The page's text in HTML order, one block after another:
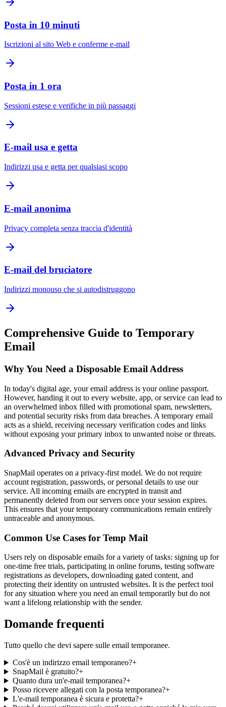
Posta in 10 minuti
Iscrizioni al sito Web e conferme e-mail
Posta in 1 ora
Sessioni estese e verifiche in più passaggi
E-mail usa e getta
Indirizzi usa e getta per qualsiasi scopo
E-mail anonima
Privacy completa senza traccia d'identità
E-mail del bruciatore
Indirizzi monouso che si autodistruggono
Comprehensive Guide to Temporary
Email
Why You Need a Disposable Email Address
In today's digital age, your email address is your online passport.
However, handing it out to every website, app, or service can lead to
an overwhelmed inbox filled with promotional spam, newsletters,
and potential security risks from data breaches. A temporary email
acts as a shield, receiving necessary verification codes and links
without exposing your primary inbox to unwanted noise or threats.
Advanced Privacy and Security
SnapMail operates on a privacy-first model. We do not require
account registration, passwords, or personal details to use our
service. All incoming emails are encrypted in transit and
permanently deleted from our servers once your session expires.
This ensures that your temporary communications remain entirely
untraceable and anonymous.
Common Use Cases for Temp Mail
Users rely on disposable emails for a variety of tasks: signing up for
one-time free trials, participating in online forums, testing software
registrations as developers, downloading gated content, and
protecting their identity on untrusted websites. It is the perfect tool
for any situation where you need an email temporarily but do not
want a lifelong relationship with the sender.
Domande frequenti
Tutto quello che devi sapere sulle email temporanee.
Cos'è un indirizzo email temporaneo?+
SnapMail è gratuito?+
Quanto dura un'e-mail temporanea?+
Posso ricevere allegati con la posta temporanea?+
L'e-mail temporanea è sicura e protetta?+